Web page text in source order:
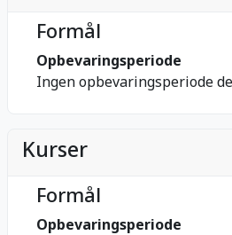
Formål
Opbevaringsperiode
Ingen opbevaringsperiode
Kurser
Formål
Opbevaringsperiode